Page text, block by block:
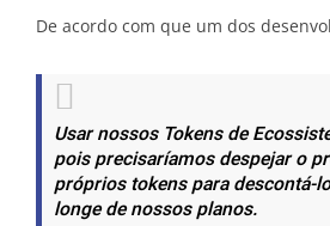
De acordo com que um dos
Usar nossos Tokens de
pois precisaríamos despejar o
próprios tokens para descontá-
longe de nossos planos.